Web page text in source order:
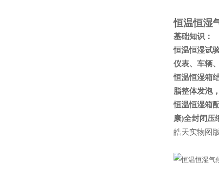
恒温恒湿
基础知识：
恒温恒湿试
仪表、车辆
恒温恒湿箱
脂整体发泡
恒温恒湿箱
康)全封闭压
皓天实物图